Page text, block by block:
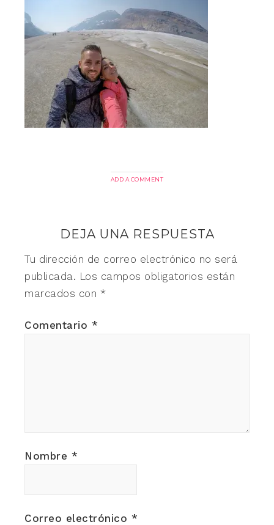
ADD A COMMENT
DEJA UNA RESPUESTA
Tu dirección de correo electrónico no será
publicada. Los campos obligatorios están
marcados con *
Comentario *
Nombre *
Correo electrónico *